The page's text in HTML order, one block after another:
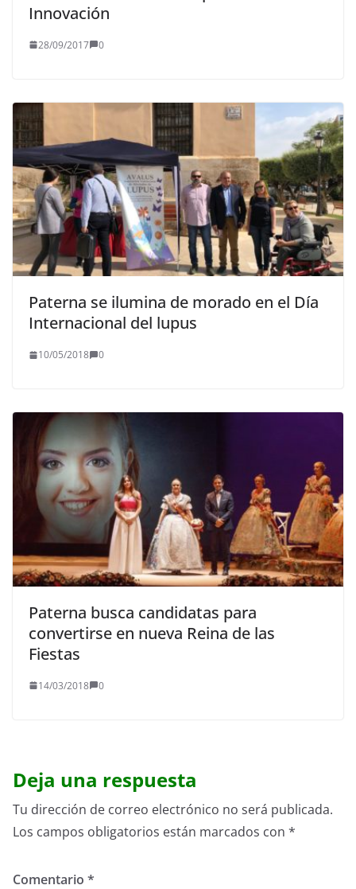
Innovación
28/09/2017 0
Paterna se ilumina de morado en el Día
Internacional del lupus
10/05/2018 0
Paterna busca candidatas para
convertirse en nueva Reina de las
Fiestas
14/03/2018 0
Deja una respuesta
Tu dirección de correo electrónico no será publicada.
Los campos obligatorios están marcados con *
Comentario *